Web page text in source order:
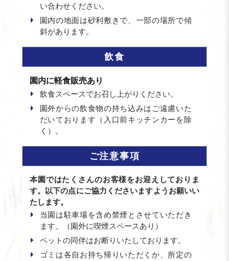
い合わせください。
園内の地面は砂利敷きで、一部の場所で傾
斜があります。
飲食
園内に軽食販売あり
飲食スペースでお召し上がりください。
園外からの飲食物の持ち込みはご遠慮いた
だいております（入口前キッチンカーを除
く）。
ご注意事項
本園ではたくさんのお客様をお迎えしておりま
す。以下の点にご協力くださいますようお願いい
たします。
当園は駐車場を含め禁煙とさせていただき
ます。（園外に喫煙スペースあり）
ペットの同伴はお断りいたしております。
ゴミは各自お持ち帰りいただくか、所定の